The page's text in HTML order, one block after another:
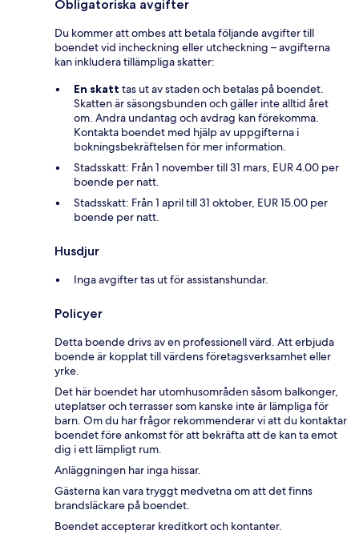
Obligatoriska avgifter
Du kommer att ombes att betala följande avgifter till
boendet vid incheckning eller utcheckning – avgifterna
kan inkludera tillämpliga skatter:
En skatt tas ut av staden och betalas på boendet.
Skatten är säsongsbunden och gäller inte alltid året
om. Andra undantag och avdrag kan förekomma.
Kontakta boendet med hjälp av uppgifterna i
bokningsbekräftelsen för mer information.
Stadsskatt: Från 1 november till 31 mars, EUR 4.00 per
boende per natt.
Stadsskatt: Från 1 april till 31 oktober, EUR 15.00 per
boende per natt.
Husdjur
Inga avgifter tas ut för assistanshundar.
Policyer
Detta boende drivs av en professionell värd. Att erbjuda
boende är kopplat till värdens företagsverksamhet eller
yrke.
Det här boendet har utomhusområden såsom balkonger,
uteplatser och terrasser som kanske inte är lämpliga för
barn. Om du har frågor rekommenderar vi att du kontaktar
boendet före ankomst för att bekräfta att de kan ta emot
dig i ett lämpligt rum.
Anläggningen har inga hissar.
Gästerna kan vara tryggt medvetna om att det finns
brandsläckare på boendet.
Boendet accepterar kreditkort och kontanter.